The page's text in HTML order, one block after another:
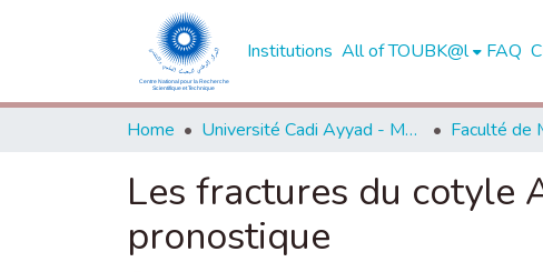
Institutions All of TOUBK@l FAQ
Home Université Cadi Ayyad - Marrakech
Les fractures du cotyle
pronostique